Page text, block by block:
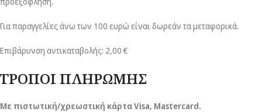
Για παραγγελίες άνω των 100 ευρώ είναι δωρεάν τα μεταφορικά.
Επιβάρυνση αντικαταβολής: 2,00 €
ΤΡΟΠΟΙ ΠΛΗΡΩΜΗΣ
Με πιστωτική/χρεωστική κάρτα Visa, Mastercard.